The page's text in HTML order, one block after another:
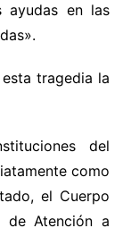
ayudas en las
tragedia la
del
como
el Cuerpo
de Atención a